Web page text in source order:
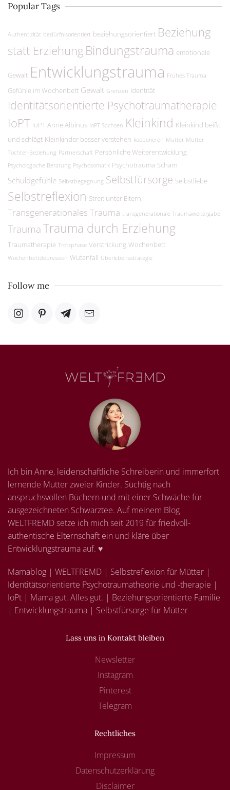
Popular Tags
Authentizität bedürfnisorientiert beziehungsorientiert Beziehung
statt Erziehung Bindungstrauma emotionale
Gewalt Entwicklungstrauma Frühes Trauma
Gefühle im Wochenbett Gewalt Grenzen Identität
Identitätsorientierte Psychotraumatherapie
IoPT IoPT Anne Albinus IoPT Sachsen Kleinkind Kleinkind beißt
und schlägt Kleinkinder besser verstehen kooperieren Mutter Mutter-
Tochter-Beziehung Partnerschaft Persönliche Weiterentwicklung
Psychologische Beratung Psychosomatik Psychotrauma Scham
Schuldgefühle Selbstbegegnung Selbstfürsorge Selbstliebe
Selbstreflexion Streit unter Eltern
Transgenerationales Trauma transgenerationale Traumaweitergabe
TraumaTrauma durch Erziehung
Traumatherapie Trotzphase Verstrickung Wochenbett
Wochenbettdepression Wutanfall Überlebensstrategie
Follow me
Ich bin Anne, leidenschaftliche Schreiberin und immerfort
lernende Mutter zweier Kinder. Süchtig nach
anspruchsvollen Büchern und mit einer Schwäche für
ausgezeichneten Schwarztee. Auf meinem Blog
WELTFREMD setze ich mich seit 2019 für friedvoll-
authentische Elternschaft ein und kläre über
Entwicklungstrauma auf. ♥
Mamablog | WELTFREMD | Selbstreflexion für Mütter |
Identitätsorientierte Psychotraumatheorie und -therapie |
IoPt | Mama gut. Alles gut. | Beziehungsorientierte Familie
| Entwicklungstrauma | Selbstfürsorge für Mütter
Lass uns in Kontakt bleiben
Newsletter
Instagram
Pinterest
Telegram
Rechtliches
Impressum
Datenschutzerklärung
Disclaimer